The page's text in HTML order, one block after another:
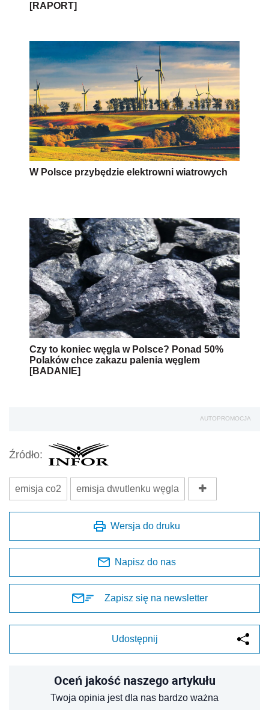
[RAPORT]
W Polsce przybędzie elektrowni wiatrowych
Czy to koniec węgla w Polsce? Ponad 50%
Polaków chce zakazu palenia węglem
[BADANIE]
AUTOPROMOCJA
Źródło:
emisja co2 emisja dwutlenku węgla
Wersja do druku
Napisz do nas
Zapisz się na newsletter
Udostępnij
Oceń jakość naszego artykułu
Twoja opinia jest dla nas bardzo ważna